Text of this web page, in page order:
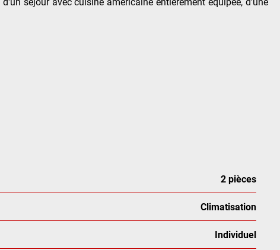
2 pièces
Climatisation
Individuel